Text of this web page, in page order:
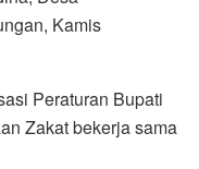
Kamis
Peraturan Bupati
Zakat bekerja sama